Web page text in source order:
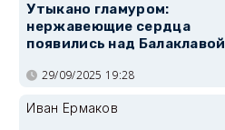
Утыкано гламуром:
нержавеющие сердца
появились над Балаклавой
29/09/2025 19:28
Иван Ермаков